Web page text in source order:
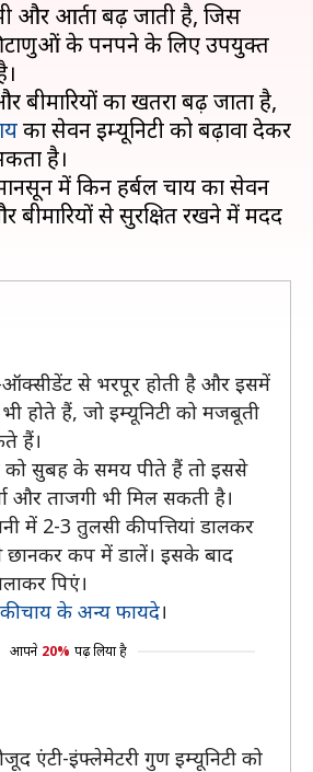
और आर्द्रता बढ़ जाती है, जिस
के पनपने के लिए उपयुक्त
का खतरा बढ़ जाता है,
का सेवन इम्यूनिटी को बढ़ावा देकर
है।
में किन हर्बल चाय का सेवन
बीमारियों से सुरक्षित रखने में मदद
ऑक्सीडेंट से भरपूर होती है और इसमें
होते हैं, जो इम्यूनिटी को मजबूती
हैं।
सुबह के समय पीते हैं तो इससे
और ताजगी भी मिल सकती है।
में 2-3 तुलसी की पत्तियां डालकर
छानकर कप में डालें। इसके बाद
पिएं।
चाय के अन्य फायदे।
आपने 20% पढ़ लिया है
एंटी-इंफ्लेमेटरी गुण इम्यूनिटी को